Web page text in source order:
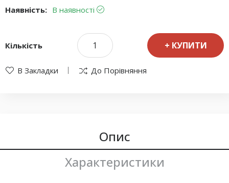
Наявність: В наявності
Кількість КУПИТИ
В Закладки До Порівняння
Опис
Характеристики